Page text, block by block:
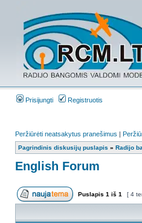
Prisijungti Registruotis
Peržiūrėti neatsakytus pranešimus |
Pagrindinis diskusijų puslapis » Radijo
English Forum
Puslapis 1 iš 1 [ 4